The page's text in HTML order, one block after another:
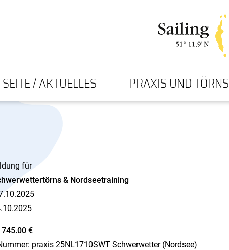
/ AKTUELLES PRAXIS UND TÖRNS
für
& Nordseetraining
€
praxis 25NL1710SWT Schwerwetter (Nordsee)